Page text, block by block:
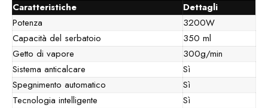
Caratteristiche
Dettagli
Potenza
3200W
Capacità del serbatoio
350 ml
Getto di vapore
300g/min
Sistema anticalcare
Sì
Spegnimento automatico
Sì
Tecnologia intelligente
Sì